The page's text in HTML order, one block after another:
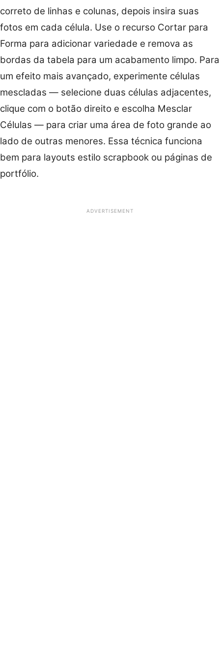
correto de linhas e colunas, depois insira suas
fotos em cada célula. Use o recurso Cortar para
Forma para adicionar variedade e remova as
bordas da tabela para um acabamento limpo. Para
um efeito mais avançado, experimente células
mescladas — selecione duas células adjacentes,
clique com o botão direito e escolha Mesclar
Células — para criar uma área de foto grande ao
lado de outras menores. Essa técnica funciona
bem para layouts estilo scrapbook ou páginas de
portfólio.
ADVERTISEMENT